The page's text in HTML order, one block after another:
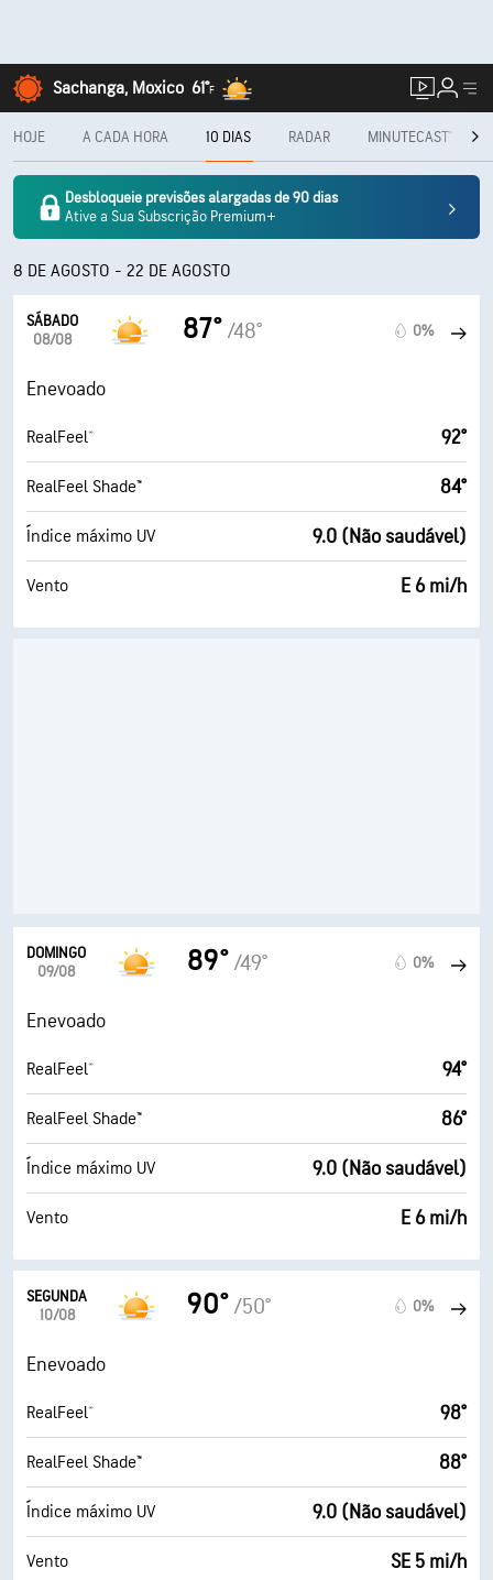
Sachanga, Moxico 61°F
HOJE A CADA HORA 10 DIAS RADAR MINUTECAST®
Desbloqueie previsões alargadas de 90 dias
Ative a Sua Subscrição Premium+
8 DE AGOSTO - 22 DE AGOSTO
SÁBADO
08/08
87° /48° 0%
Enevoado
RealFeel® 92°
RealFeel Shade™ 84°
Índice máximo UV 9.0 (Não saudável)
Vento E 6 mi/h
DOMINGO
09/08
89° /49° 0%
Enevoado
RealFeel® 94°
RealFeel Shade™ 86°
Índice máximo UV 9.0 (Não saudável)
Vento E 6 mi/h
SEGUNDA
10/08
90° /50° 0%
Enevoado
RealFeel® 98°
RealFeel Shade™ 88°
Índice máximo UV 9.0 (Não saudável)
Vento SE 5 mi/h